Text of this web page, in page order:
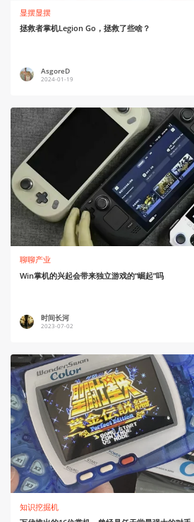
显摆显摆
拯救者掌机Legion Go，拯救了些啥？
AsgoreD
2024-01-19
聊聊产业
Win掌机的兴起会带来独立游戏的“崛起”吗
时间长河
2023-07-02
知识挖掘机